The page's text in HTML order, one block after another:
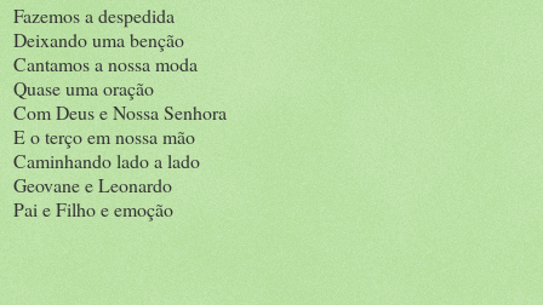
Fazemos a despedida
Deixando uma benção
Cantamos a nossa moda
Quase uma oração
Com Deus e Nossa Senhora
E o terço em nossa mão
Caminhando lado a lado
Geovane e Leonardo
Pai e Filho e emoção